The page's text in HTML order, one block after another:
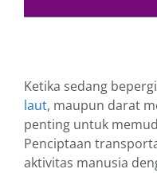
Ketika sedang
laut, maupun darat
penting untuk
Penciptaan
aktivitas manusia